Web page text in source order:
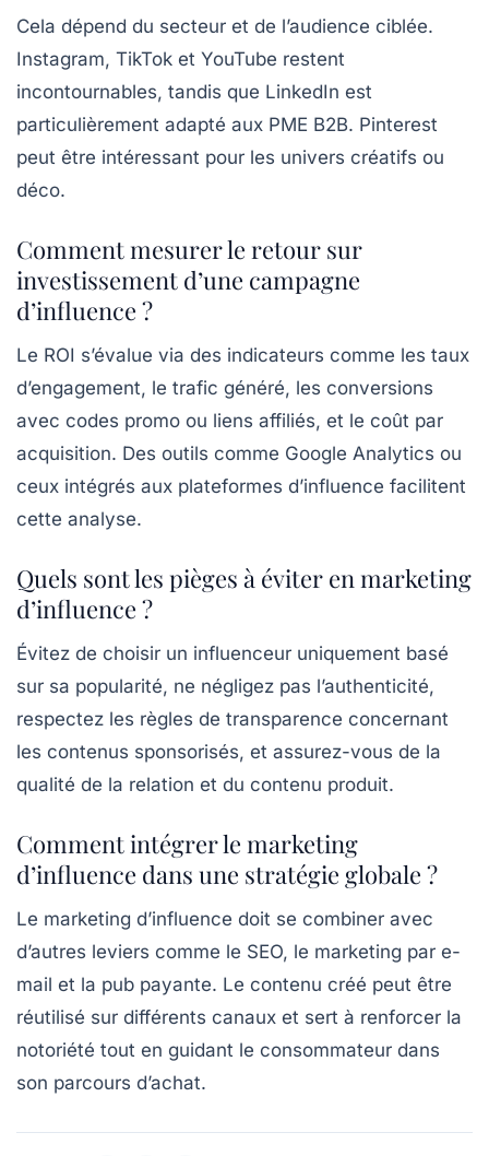
Cela dépend du secteur et de l’audience ciblée.
Instagram, TikTok et YouTube restent
incontournables, tandis que LinkedIn est
particulièrement adapté aux PME B2B. Pinterest
peut être intéressant pour les univers créatifs ou
déco.
Comment mesurer le retour sur
investissement d’une campagne
d’influence ?
Le ROI s’évalue via des indicateurs comme les taux
d’engagement, le trafic généré, les conversions
avec codes promo ou liens affiliés, et le coût par
acquisition. Des outils comme Google Analytics ou
ceux intégrés aux plateformes d’influence facilitent
cette analyse.
Quels sont les pièges à éviter en marketing
d’influence ?
Évitez de choisir un influenceur uniquement basé
sur sa popularité, ne négligez pas l’authenticité,
respectez les règles de transparence concernant
les contenus sponsorisés, et assurez-vous de la
qualité de la relation et du contenu produit.
Comment intégrer le marketing
d’influence dans une stratégie globale ?
Le marketing d’influence doit se combiner avec
d’autres leviers comme le SEO, le marketing par e-
mail et la pub payante. Le contenu créé peut être
réutilisé sur différents canaux et sert à renforcer la
notoriété tout en guidant le consommateur dans
son parcours d’achat.